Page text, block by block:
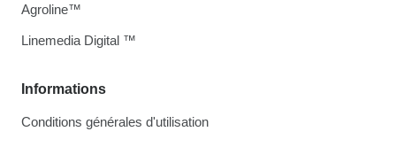
Informations
Conditions générales d'utilisation
Agroline™
Linemedia Digital ™